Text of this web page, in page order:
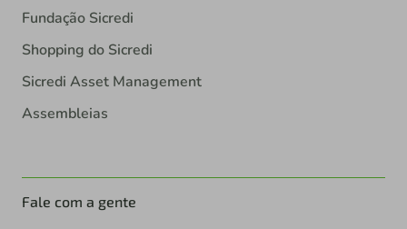
Fundação Sicredi
Shopping do Sicredi
Sicredi Asset Management
Assembleias
Fale com a gente